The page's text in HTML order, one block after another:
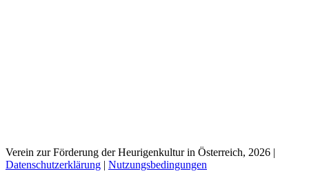
Verein zur Förderung der Heurigenkultur in Österreich, 2026 |
Datenschutzerklärung | Nutzungsbedingungen